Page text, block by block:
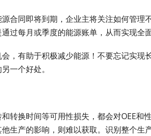
合同即将到期，企业主将关注如何管理
过每月或季度的能源账单，从而实现全
，有助于积极减少能源！不要忘记实现
一个好处。
转换时间等可用性损失，都会对OEE和
生产的影响，则难以获取。识别整个生